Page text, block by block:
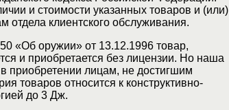
и стоимости указанных товаров и (или)
отдела клиентского обслуживания.
«Об оружии» от 13.12.1996 товар,
и приобретается без лицензии. Но наша
приобретении лицам, не достигшим
товаров относится к конструктивно-
до 3 Дж.